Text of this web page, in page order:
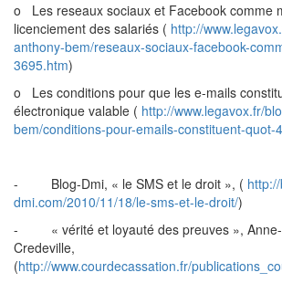
o Les reseaux sociaux et Facebook comme
licenciement des salariés ( http://
anthony-bem/reseaux-sociaux-facebook-
3695.htm)
o Les conditions pour que les e-mails
électronique valable ( http://www.legavox.fr/
bem/conditions-pour-emails-constituent-quot-
- Blog-Dmi, « le SMS et le droit », (
dmi.com/2010/11/18/le-sms-et-le-droit/)
- « vérité et loyauté des preuves », Anne-
Credeville,
(http://www.courdecassation.fr/